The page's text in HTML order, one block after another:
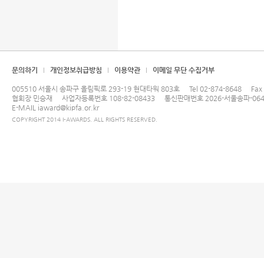
문의하기 개인정보취급방침 이용약관 이메일 무단 수집거부
005510 서울시 송파구 올림픽로 293-19 현대타워 803호 Tel 02-874-8648
협회장 민승재
사업자등록번호 108-82-08433
통신판매번호 2026-서울송파-
E-MAIL iaward@kipfa.or.kr
COPYRIGHT 2014 I-AWARDS. ALL RIGHTS RESERVED.